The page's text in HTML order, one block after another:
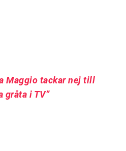
Maggio tackar nej till
gråta i TV”